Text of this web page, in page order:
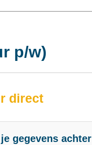
p/w)
direct
gegevens achter